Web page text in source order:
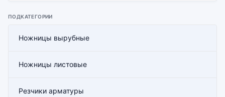
ПОДКАТЕГОРИИ
Ножницы вырубные
Ножницы листовые
Резчики арматуры